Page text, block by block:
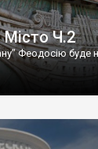
Ч.2
Феодосію буде